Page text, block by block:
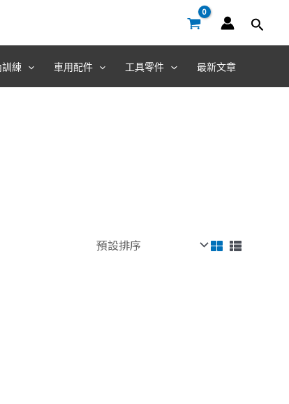
練 車用配件 工具零件 最新文章